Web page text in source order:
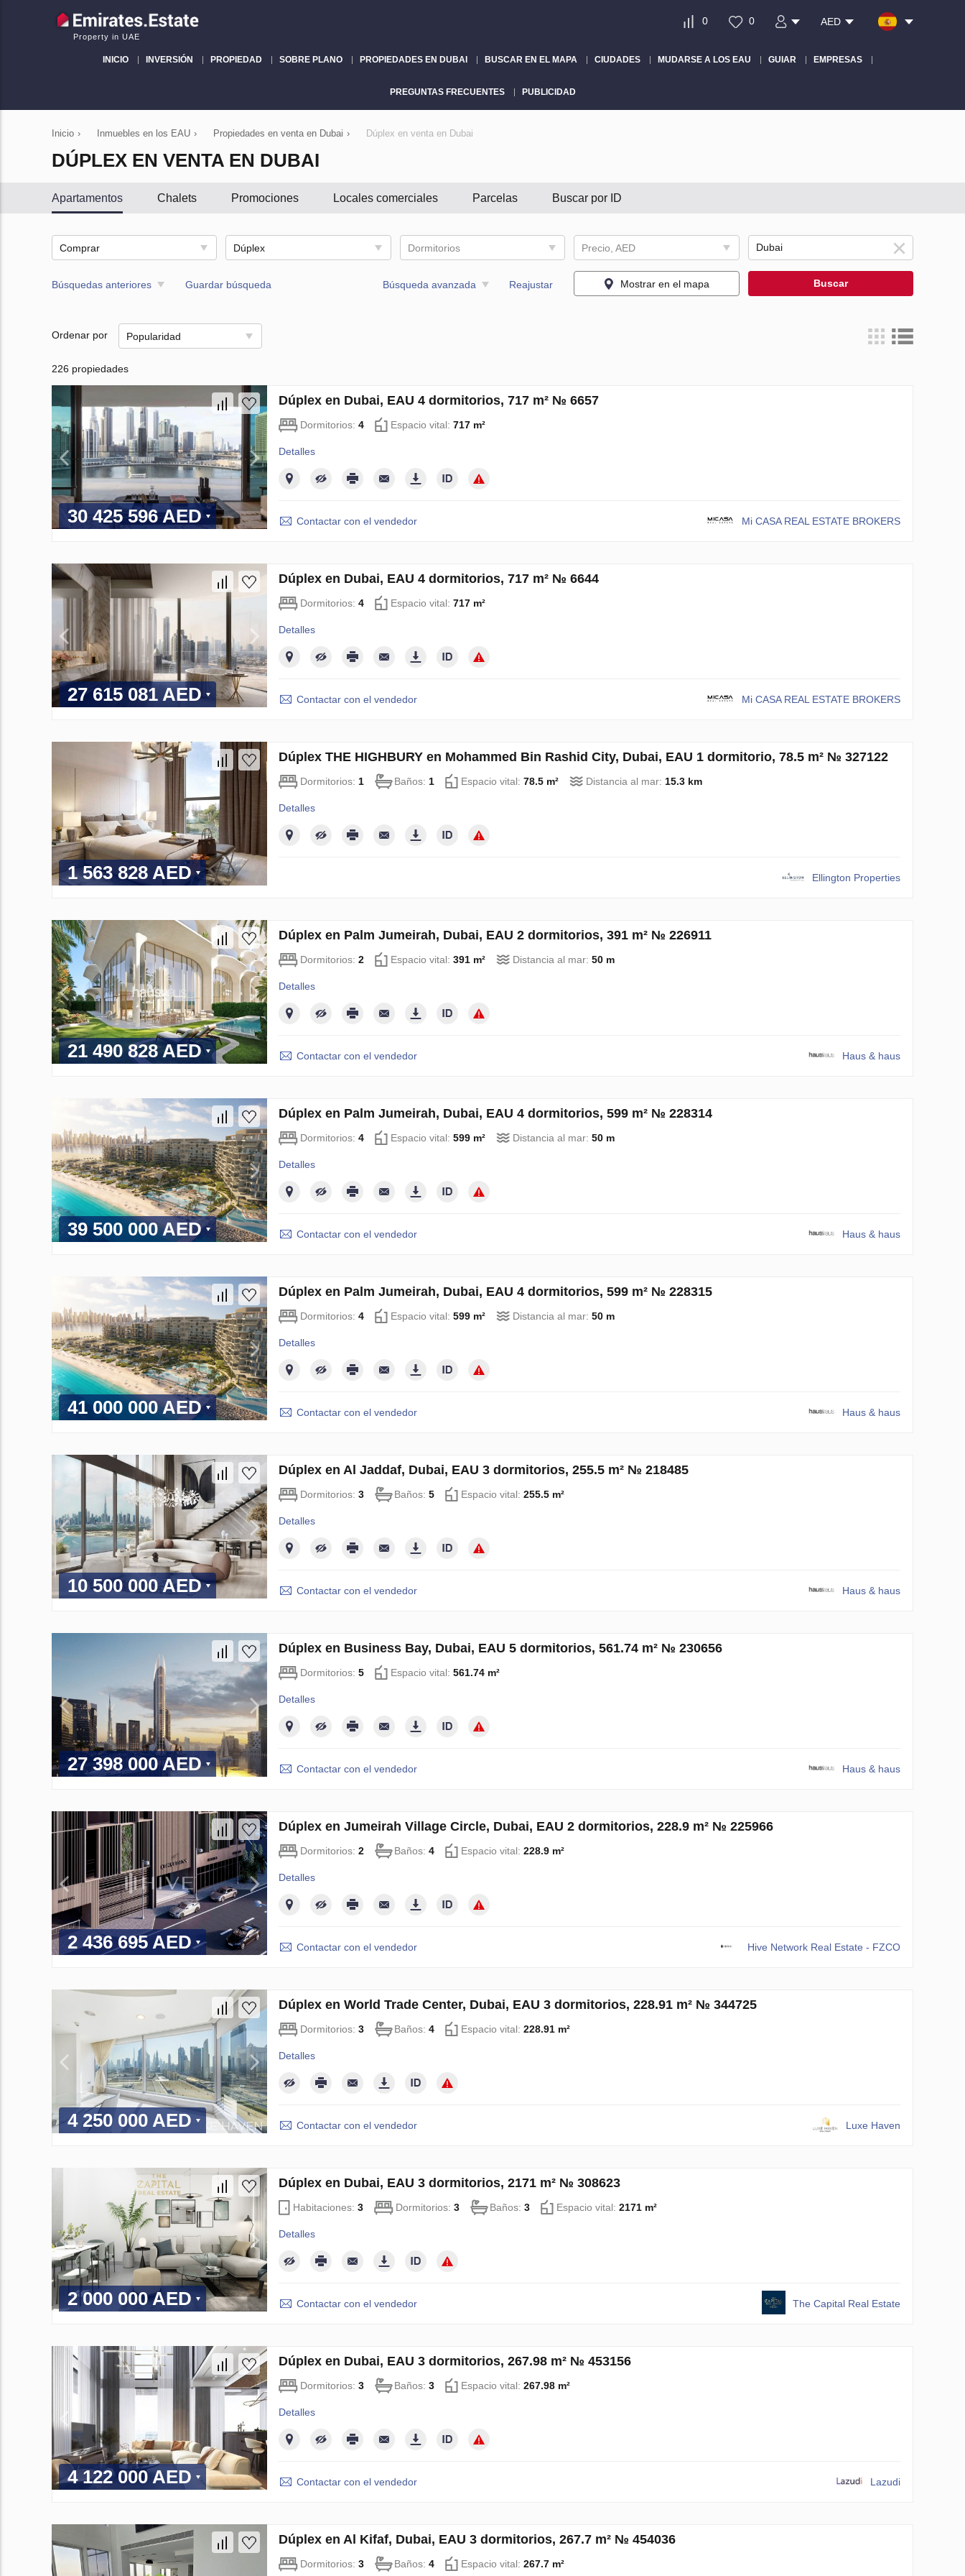
Property in UAE
0 0 AED
INICIO INVERSIÓN PROPIEDAD SOBRE PLANO PROPIEDADES EN DUBAI BUSCAR EN EL MAPA CIUDADES MUDARSE A LOS EAU GUIAR EMPRESAS
PREGUNTAS FRECUENTES PUBLICIDAD
Inicio › Inmuebles en los EAU › Propiedades en venta en Dubai › Dúplex en venta en Dubai
DÚPLEX EN VENTA EN DUBAI
Apartamentos Chalets Promociones Locales comerciales Parcelas Buscar por ID
Comprar Dúplex Dormitorios Precio, AED
Búsquedas anteriores Guardar búsqueda Búsqueda avanzada Reajustar Mostrar en el mapa Buscar
Ordenar por Popularidad
226 propiedades
30 425 596 AED
Dúplex en Dubai, EAU 4 dormitorios, 717 m² № 6657
Dormitorios: 4 Espacio vital: 717 m²
Detalles
Contactar con el vendedor Mi CASA REAL ESTATE BROKERS
27 615 081 AED
Dúplex en Dubai, EAU 4 dormitorios, 717 m² № 6644
Dormitorios: 4 Espacio vital: 717 m²
Detalles
Contactar con el vendedor Mi CASA REAL ESTATE BROKERS
1 563 828 AED
Dúplex THE HIGHBURY en Mohammed Bin Rashid City, Dubai, EAU 1 dormitorio, 78.5 m² № 327122
Dormitorios: 1 Baños: 1 Espacio vital: 78.5 m² Distancia al mar: 15.3 km
Detalles
Ellington Properties
21 490 828 AED
Dúplex en Palm Jumeirah, Dubai, EAU 2 dormitorios, 391 m² № 226911
Dormitorios: 2 Espacio vital: 391 m² Distancia al mar: 50 m
Detalles
Contactar con el vendedor Haus & haus
39 500 000 AED
Dúplex en Palm Jumeirah, Dubai, EAU 4 dormitorios, 599 m² № 228314
Dormitorios: 4 Espacio vital: 599 m² Distancia al mar: 50 m
Detalles
Contactar con el vendedor Haus & haus
41 000 000 AED
Dúplex en Palm Jumeirah, Dubai, EAU 4 dormitorios, 599 m² № 228315
Dormitorios: 4 Espacio vital: 599 m² Distancia al mar: 50 m
Detalles
Contactar con el vendedor Haus & haus
10 500 000 AED
Dúplex en Al Jaddaf, Dubai, EAU 3 dormitorios, 255.5 m² № 218485
Dormitorios: 3 Baños: 5 Espacio vital: 255.5 m²
Detalles
Contactar con el vendedor Haus & haus
27 398 000 AED
Dúplex en Business Bay, Dubai, EAU 5 dormitorios, 561.74 m² № 230656
Dormitorios: 5 Espacio vital: 561.74 m²
Detalles
Contactar con el vendedor Haus & haus
2 436 695 AED
Dúplex en Jumeirah Village Circle, Dubai, EAU 2 dormitorios, 228.9 m² № 225966
Dormitorios: 2 Baños: 4 Espacio vital: 228.9 m²
Detalles
Contactar con el vendedor Hive Network Real Estate - FZCO
4 250 000 AED
Dúplex en World Trade Center, Dubai, EAU 3 dormitorios, 228.91 m² № 344725
Dormitorios: 3 Baños: 4 Espacio vital: 228.91 m²
Detalles
Contactar con el vendedor Luxe Haven
2 000 000 AED
Dúplex en Dubai, EAU 3 dormitorios, 2171 m² № 308623
Habitaciones: 3 Dormitorios: 3 Baños: 3 Espacio vital: 2171 m²
Detalles
Contactar con el vendedor The Capital Real Estate
4 122 000 AED
Dúplex en Dubai, EAU 3 dormitorios, 267.98 m² № 453156
Dormitorios: 3 Baños: 3 Espacio vital: 267.98 m²
Detalles
Contactar con el vendedor Lazudi
Dúplex en Al Kifaf, Dubai, EAU 3 dormitorios, 267.7 m² № 454036
Dormitorios: 3 Baños: 4 Espacio vital: 267.7 m²